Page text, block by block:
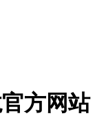
方网站